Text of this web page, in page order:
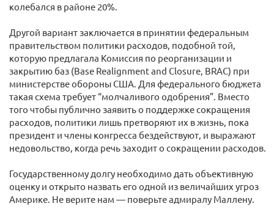
колебался в районе 20%.
Другой вариант заключается в принятии федеральным
правительством политики расходов, подобной той,
которую предлагала Комиссия по реорганизации и
закрытию баз (Base Realignment and Closure, BRAC) при
министерстве обороны США. Для федерального бюджета
такая схема требует “молчаливого одобрения”. Вместо
того чтобы публично заявить о поддержке сокращения
расходов, политики лишь претворяют их в жизнь, пока
президент и члены конгресса бездействуют, и выражают
недовольство, когда речь заходит о сокращении расходов.
Государственному долгу необходимо дать объективную
оценку и открыто назвать его одной из величайших угроз
Америке. Не верите нам — поверьте адмиралу Маллену.